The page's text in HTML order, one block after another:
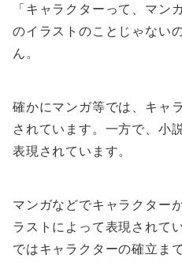
「キャラクターって、マン
のイラストのことじゃない
ん。
確かにマンガ等では、キャ
されています。一方で、小
表現されています。
マンガなどでキャラクター
ラストによって表現されて
ではキャラクターの確立ま